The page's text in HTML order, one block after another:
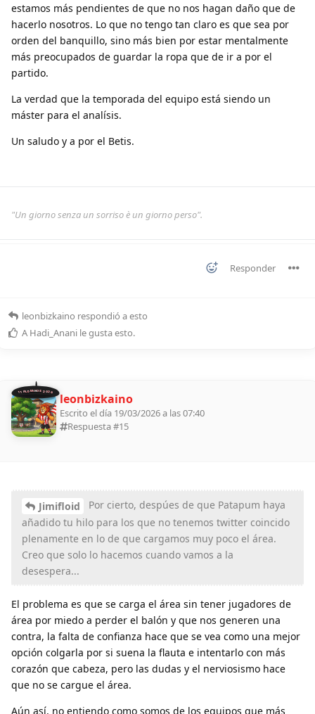
estamos más pendientes de que no nos hagan daño que de
hacerlo nosotros. Lo que no tengo tan claro es que sea por
orden del banquillo, sino más bien por estar mentalmente
más preocupados de guardar la ropa que de ir a por el
partido.
La verdad que la temporada del equipo está siendo un
máster para el analísis.
Un saludo y a por el Betis.
"Un giorno senza un sorriso è un giorno perso".
Responder
leonbizkaino respondió a esto
A Hadi_Anani le gusta esto.
11 ALDEANOS 2026 leonbizkaino
Escrito el día 19/03/2026 a las 07:40
Respuesta #15
Jimifloid
Por cierto, despúes de que Patapum haya
añadido tu hilo para los que no tenemos twitter coincido
plenamente en lo de que cargamos muy poco el área.
Creo que solo lo hacemos cuando vamos a la
desespera...
El problema es que se carga el área sin tener jugadores de
área por miedo a perder el balón y que nos generen una
contra, la falta de confianza hace que se vea como una mejor
opción colgarla por si suena la flauta e intentarlo con más
corazón que cabeza, pero las dudas y el nerviosismo hace
que no se cargue el área.
Aún así, no entiendo como somos de los equipos que más